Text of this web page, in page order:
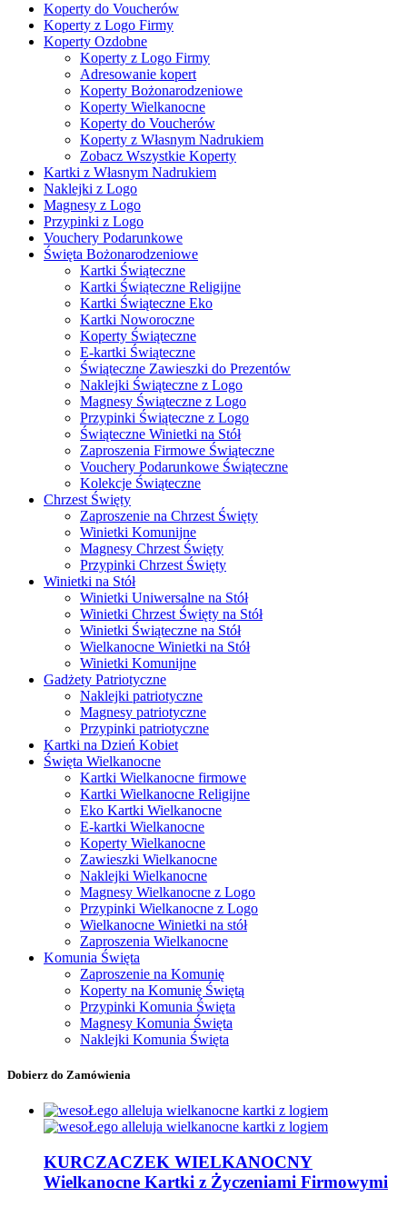
Koperty do Voucherów
Koperty z Logo Firmy
Koperty Ozdobne
Koperty z Logo Firmy
Adresowanie kopert
Koperty Bożonarodzeniowe
Koperty Wielkanocne
Koperty do Voucherów
Koperty z Własnym Nadrukiem
Zobacz Wszystkie Koperty
Kartki z Własnym Nadrukiem
Naklejki z Logo
Magnesy z Logo
Przypinki z Logo
Vouchery Podarunkowe
Święta Bożonarodzeniowe
Kartki Świąteczne
Kartki Świąteczne Religijne
Kartki Świąteczne Eko
Kartki Noworoczne
Koperty Świąteczne
E-kartki Świąteczne
Świąteczne Zawieszki do Prezentów
Naklejki Świąteczne z Logo
Magnesy Świąteczne z Logo
Przypinki Świąteczne z Logo
Świąteczne Winietki na Stół
Zaproszenia Firmowe Świąteczne
Vouchery Podarunkowe Świąteczne
Kolekcje Świąteczne
Chrzest Święty
Zaproszenie na Chrzest Święty
Winietki Komunijne
Magnesy Chrzest Święty
Przypinki Chrzest Święty
Winietki na Stół
Winietki Uniwersalne na Stół
Winietki Chrzest Święty na Stół
Winietki Świąteczne na Stół
Wielkanocne Winietki na Stół
Winietki Komunijne
Gadżety Patriotyczne
Naklejki patriotyczne
Magnesy patriotyczne
Przypinki patriotyczne
Kartki na Dzień Kobiet
Święta Wielkanocne
Kartki Wielkanocne firmowe
Kartki Wielkanocne Religijne
Eko Kartki Wielkanocne
E-kartki Wielkanocne
Koperty Wielkanocne
Zawieszki Wielkanocne
Naklejki Wielkanocne
Magnesy Wielkanocne z Logo
Przypinki Wielkanocne z Logo
Wielkanocne Winietki na stół
Zaproszenia Wielkanocne
Komunia Święta
Zaproszenie na Komunię
Koperty na Komunię Świętą
Przypinki Komunia Święta
Magnesy Komunia Święta
Naklejki Komunia Święta
Dobierz do Zamówienia
KURCZACZEK WIELKANOCNY
Wielkanocne Kartki z Życzeniami Firmowymi